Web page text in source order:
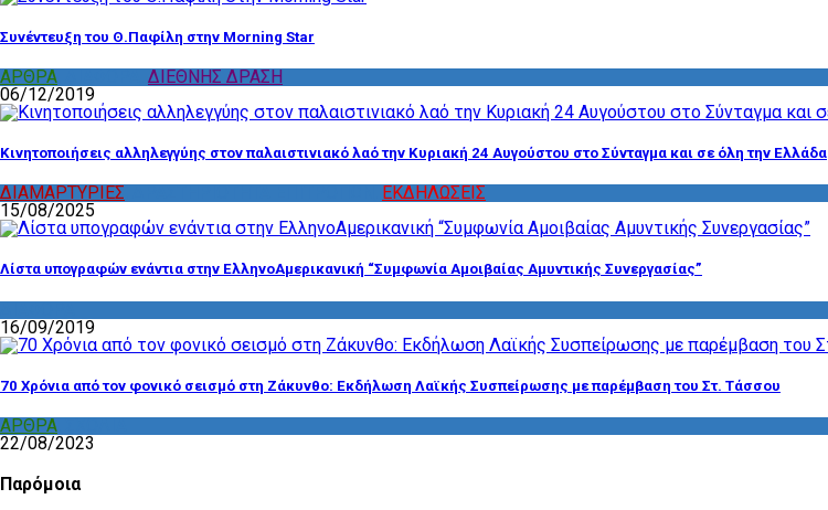
Συνέντευξη του Θ.Παφίλη στην Morning Star
ΑΡΘΡΑ
ΔΙΕΘΝΗΣ ΔΡΑΣΗ
06/12/2019
Κινητοποιήσεις αλληλεγγύης στον παλαιστινιακό λαό την Κυριακή 24 Αυγούστου στο Σύνταγμα και σε όλη την Ελλάδα
ΔΙΑΜΑΡΤΥΡΙΕΣ
ΕΚΔΗΛΩΣΕΙΣ
15/08/2025
Λίστα υπογραφών ενάντια στην ΕλληνοΑμερικανική “Συμφωνία Αμοιβαίας Αμυντικής Συνεργασίας”
16/09/2019
70 Χρόνια από τον φονικό σεισμό στη Ζάκυνθο: Εκδήλωση Λαϊκής Συσπείρωσης με παρέμβαση του Στ. Τάσσου
ΑΡΘΡΑ
22/08/2023
Παρόμοια